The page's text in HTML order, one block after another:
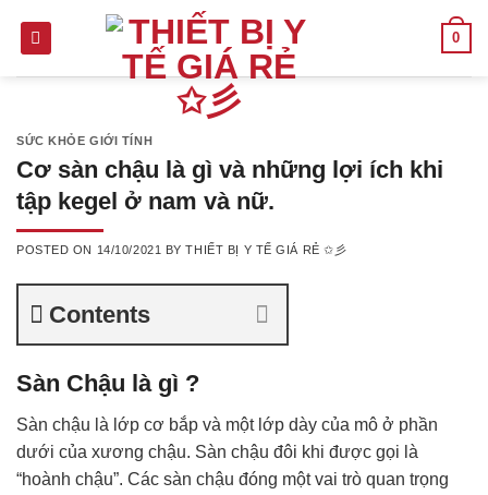
0
SỨC KHỎE GIỚI TÍNH
Cơ sàn chậu là gì và những lợi ích khi
tập kegel ở nam và nữ.
POSTED ON 14/10/2021 BYTHIẾT BỊ Y TẾ GIÁ RẺ ✩彡
Contents
Sàn Chậu là gì ?
Sàn chậu là lớp cơ bắp và một lớp dày của mô ở phần
dưới của xương chậu. Sàn chậu đôi khi được gọi là
“hoành chậu”. Các sàn chậu đóng một vai trò quan trọng